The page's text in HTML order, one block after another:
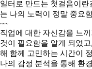
일터로 만드는 첫걸음이
는 나의 노력이 정말 중요
~~
직업에 대한 자신감을 느
것이 필요함을 알게 되었
해 함께 고민하는 시간이
나의 감정 분석을 통해 환